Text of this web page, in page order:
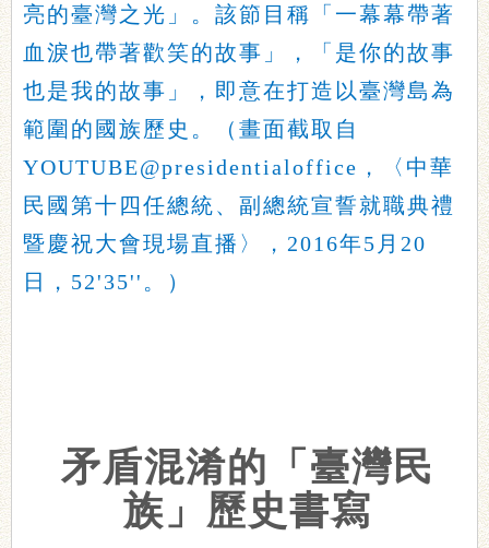
亮的臺灣之光」。該節目稱「一幕幕帶著
血淚也帶著歡笑的故事」，「是你的故事
也是我的故事」，即意在打造以臺灣島為
範圍的國族歷史。（畫面截取自
YOUTUBE@presidentialoffice，〈中華
民國第十四任總統、副總統宣誓就職典禮
暨慶祝大會現場直播〉，2016年5月20
日，52'35''。）
矛盾混淆的「臺灣民
族」歷史書寫